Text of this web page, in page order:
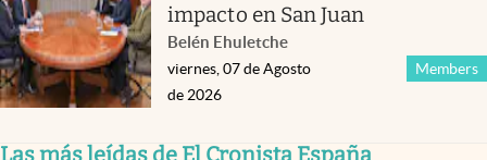
impacto en San Juan
Belén Ehuletche
Members
viernes, 07 de Agosto
de 2026
Las más leídas de El Cronista España